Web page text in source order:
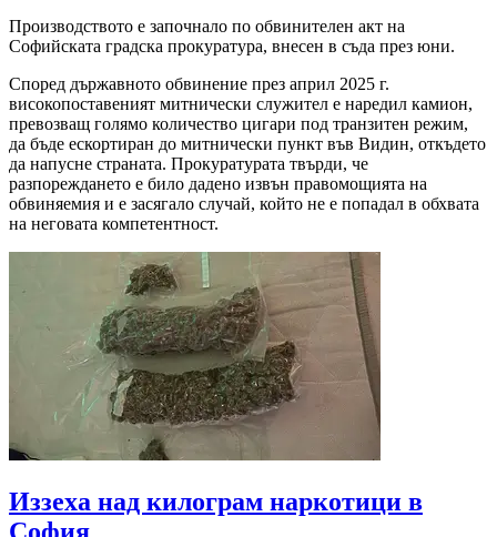
Производството е започнало по обвинителен акт на
Софийската градска прокуратура, внесен в съда през юни.
Според държавното обвинение през април 2025 г.
високопоставеният митнически служител е наредил камион,
превозващ голямо количество цигари под транзитен режим,
да бъде ескортиран до митнически пункт във Видин, откъдето
да напусне страната. Прокуратурата твърди, че
разпореждането е било дадено извън правомощията на
обвиняемия и е засягало случай, който не е попадал в обхвата
на неговата компетентност.
Иззеха над килограм наркотици в